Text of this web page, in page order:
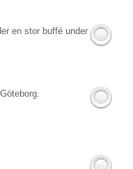
en stor buffé under